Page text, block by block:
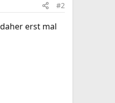
#2
erst mal